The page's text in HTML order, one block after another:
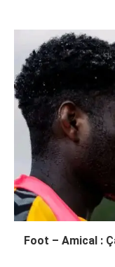
Foot – Amical :